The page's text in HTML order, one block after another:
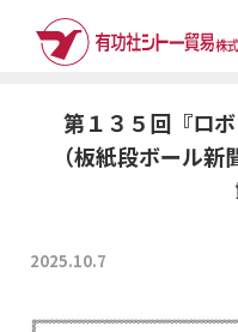
ホーム世界の現場から
（…
第１３５回『ロ
（板紙段ボール
2025.10.7